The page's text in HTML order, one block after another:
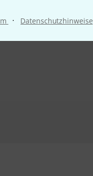
· Datenschutzhinweise